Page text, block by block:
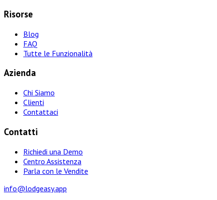
Risorse
Blog
FAQ
Tutte le Funzionalità
Azienda
Chi Siamo
Clienti
Contattaci
Contatti
Richiedi una Demo
Centro Assistenza
Parla con le Vendite
info@lodgeasy.app